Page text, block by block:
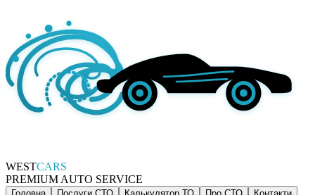
WESTCARS
PREMIUM AUTO SERVICE